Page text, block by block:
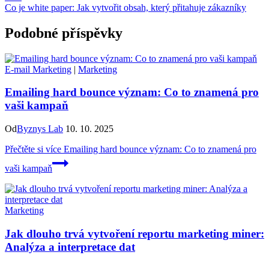
Co je white paper: Jak vytvořit obsah, který přitahuje zákazníky
Podobné příspěvky
E-mail Marketing | Marketing
Emailing hard bounce význam: Co to znamená pro
vaši kampaň
OdByznys Lab 10. 10. 2025
Přečtěte si více Emailing hard bounce význam: Co to znamená pro
vaši kampaň
Marketing
Jak dlouho trvá vytvoření reportu marketing miner:
Analýza a interpretace dat